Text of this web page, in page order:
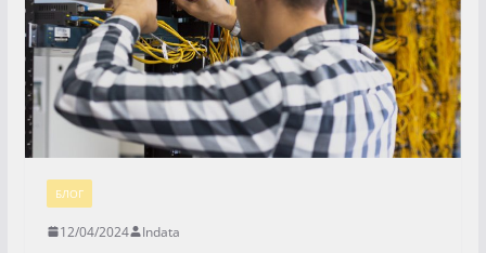
БЛОГ
12/04/2024 Indata